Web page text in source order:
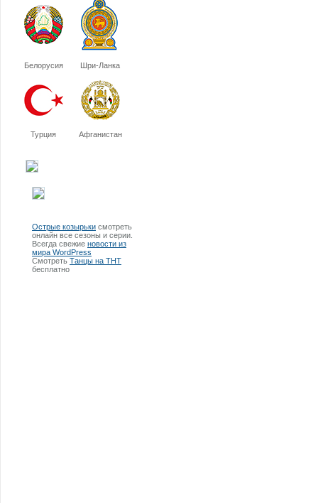
Белорусия Шри-Ланка
Турция Афганистан
Острые козырьки смотреть
онлайн все сезоны и серии.
Всегда свежие новости из
мира WordPress
Смотреть Танцы на ТНТ
бесплатно